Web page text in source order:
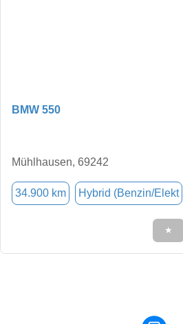
BMW 550
Mühlhausen, 69242
34.900 km Hybrid (Benzin/Elekt
★